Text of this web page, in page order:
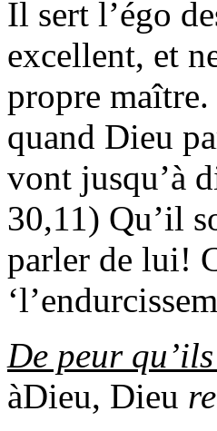
Il sert l’égo
excellent, et
propre
quand Dieu
vont jusqu’à
30,11) Qu’il
parler de lui!
De peur
àDieu, Dieu